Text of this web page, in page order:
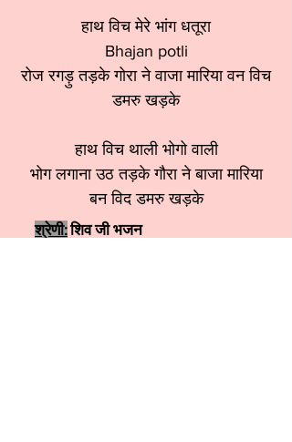
हाथ विच मेरे भांग धतूरा
Bhajan potli
रोज रगड़ु तड़के गोरा ने वाजा मारिया वन विच
डमरु खड़के
हाथ विच थाली भोगो वाली
भोग लगाना उठ तड़के गौरा ने बाजा मारिया
बन विद डमरु खड़के
श्रेणी:शिव जी भजन